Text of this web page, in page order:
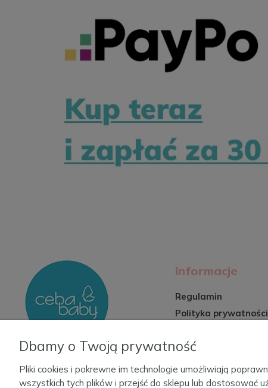
Informacje
Regulamin
Polityka prywatności
Formy płatności
Czas i koszty dostawy
Dbamy o Twoją prywatność
Pliki cookies i pokrewne im technologie umożliwiają
wszystkich tych plików i przejść do sklepu lub dostosować